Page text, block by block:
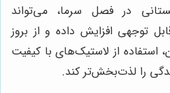
در فصل سرما، می‌تواند
توجهی افزایش داده و از بروز
از لاستیک‌های با کیفیت
را لذت‌بخش‌تر کند.